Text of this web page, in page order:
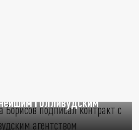
голливудским